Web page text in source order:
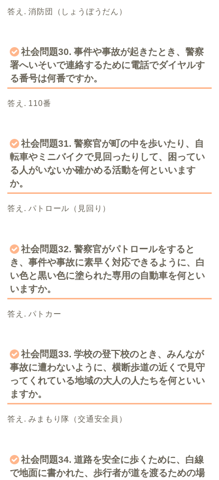
答え. 消防団（しょうぼうだん）
社会問題30. 事件や事故が起きたとき、警察
署へいそいで連絡するために電話でダイヤルす
る番号は何番ですか。
答え. 110番
社会問題31. 警察官が町の中を歩いたり、自
転車やミニバイクで見回ったりして、困ってい
る人がいないか確かめる活動を何といいます
か。
答え. パトロール（見回り）
社会問題32. 警察官がパトロールをすると
き、事件や事故に素早く対応できるように、白
い色と黒い色に塗られた専用の自動車を何とい
いますか。
答え. パトカー
社会問題33. 学校の登下校のとき、みんなが
事故に遭わないように、横断歩道の近くで見守
ってくれている地域の大人の人たちを何といい
ますか。
答え. みまもり隊（交通安全員）
社会問題34. 道路を安全に歩くために、白線
で地面に書かれた、歩行者が道を渡るための場